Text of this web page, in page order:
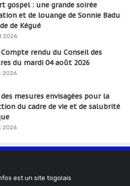
gospel : une grande soirée
et de louange de Sonnie Badu
de Kégué
2026
Compte rendu du Conseil des
du mardi 04 août 2026
2026
des mesures envisagées pour la
du cadre de vie et de salubrité
2026
est un site togolais